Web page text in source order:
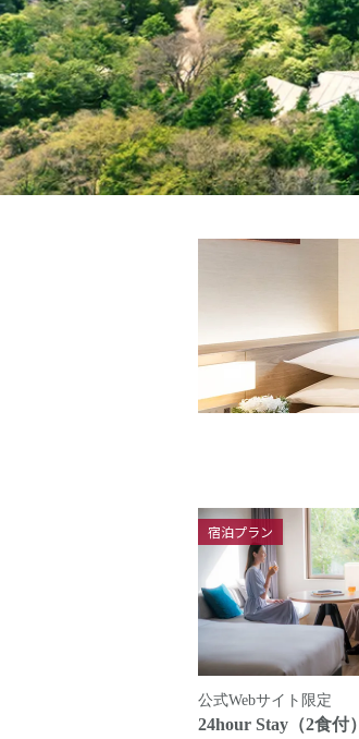
宿泊プラン
公式Webサイト限定
24hour Stay（2食付）